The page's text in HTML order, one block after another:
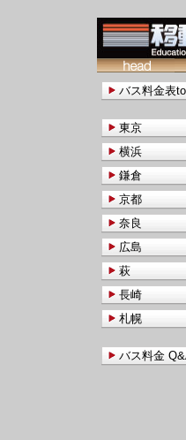
バス料金表
東京
横浜
鎌倉
京都
奈良
広島
萩
長崎
札幌
バス料金